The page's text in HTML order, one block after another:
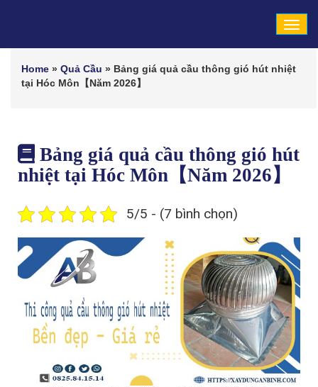
Home » Quả Cầu » Bảng giá quả cầu thông gió hút nhiệt
tại Hóc Môn【Năm 2026】
Bảng giá quả cầu thông gió hút
nhiệt tại Hóc Môn【Năm 2026】
5/5 - (7 bình chọn)